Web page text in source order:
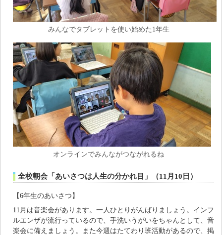
みんなでタブレットを使い始めた1年生
オンラインでみんながつながれるね
全校朝会「あいさつは人生の分かれ目」（11月10日）
【6年生のあいさつ】
11月は音楽会があります。一人ひとりがんばりましょう。インフ
ルエンザが流行っているので、手洗いうがいをちゃんとして、音
楽会に備えましょう。また今週はたてわり班活動があるので、掲